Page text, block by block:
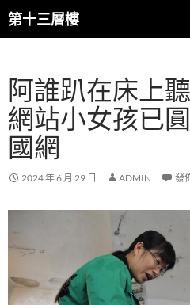
跳
至
內
容
第十三層樓
搜
尋
阿誰趴在床上
網站小女孩已
國網
2024 年 6 月 29 日 ADMIN 發